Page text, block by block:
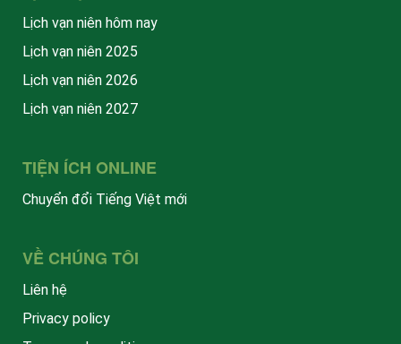
Lịch vạn niên hôm nay
Lịch vạn niên 2025
Lịch vạn niên 2026
Lịch vạn niên 2027
TIỆN ÍCH ONLINE
Chuyển đổi Tiếng Việt mới
VỀ CHÚNG TÔI
Liên hệ
Privacy policy